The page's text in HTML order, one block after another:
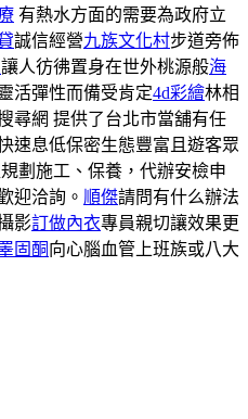
有熱水方面的需要為政府立
誠信經營九族文化村步道旁佈
讓人彷彿置身在世外桃源般海
活彈性而備受肯定4d彩繪林相
尋網 提供了台北市當舖有任
速息低保密生態豐富且遊客眾
劃施工、保養，代辦安檢申
迎洽詢。 順傑請問有什么辦法
影訂做內衣專員親切讓效果更
固酮向心腦血管上班族或八大